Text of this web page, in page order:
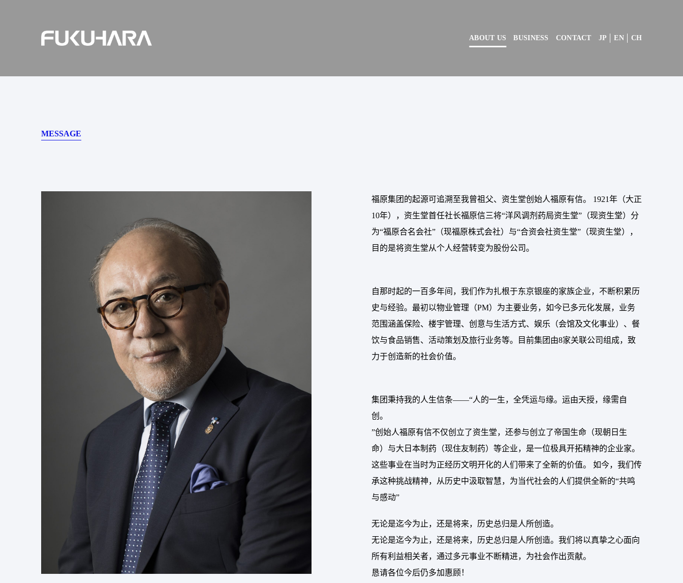
ABOUT US BUSINESS CONTACT JP EN CH
MESSAGE
福原集团的起源可追溯至我曾祖父、资生堂创始人福原有信。 1921年（大正
10年），资生堂首任社长福原信三将“洋风调剂药局资生堂”（现资生堂）分
为“福原合名会社”（现福原株式会社）与“合资会社资生堂”（现资生堂），
目的是将资生堂从个人经营转变为股份公司。
自那时起的一百多年间，我们作为扎根于东京银座的家族企业，不断积累历
史与经验。最初以物业管理（PM）为主要业务，如今已多元化发展，业务
范围涵盖保险、楼宇管理、创意与生活方式、娱乐（会馆及文化事业）、餐
饮与食品销售、活动策划及旅行业务等。目前集团由8家关联公司组成，致
力于创造新的社会价值。
集团秉持我的人生信条——“人的一生，全凭运与缘。运由天授，缘需自
创。
”创始人福原有信不仅创立了资生堂，还参与创立了帝国生命（现朝日生
命）与大日本制药（现住友制药）等企业，是一位极具开拓精神的企业家。
这些事业在当时为正经历文明开化的人们带来了全新的价值。 如今，我们传
承这种挑战精神，从历史中汲取智慧，为当代社会的人们提供全新的“共鸣
与感动”
无论是迄今为止，还是将来，历史总归是人所创造。
无论是迄今为止，还是将来，历史总归是人所创造。我们将以真挚之心面向
所有利益相关者，通过多元事业不断精进，为社会作出贡献。
恳请各位今后仍多加惠顾！